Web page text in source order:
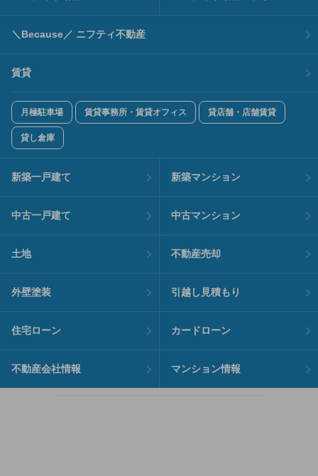
＼Because／ ニフティ不動産
賃貸
月極駐車場 賃貸事務所・賃貸オフィス 貸店舗・店舗賃貸
貸し倉庫
新築一戸建て 新築マンション
中古一戸建て 中古マンション
土地 不動産売却
外壁塗装 引越し見積もり
住宅ローン カードローン
不動産会社情報 マンション情報